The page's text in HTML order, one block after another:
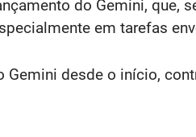
do Gemini, que,
em tarefas
desde o início,